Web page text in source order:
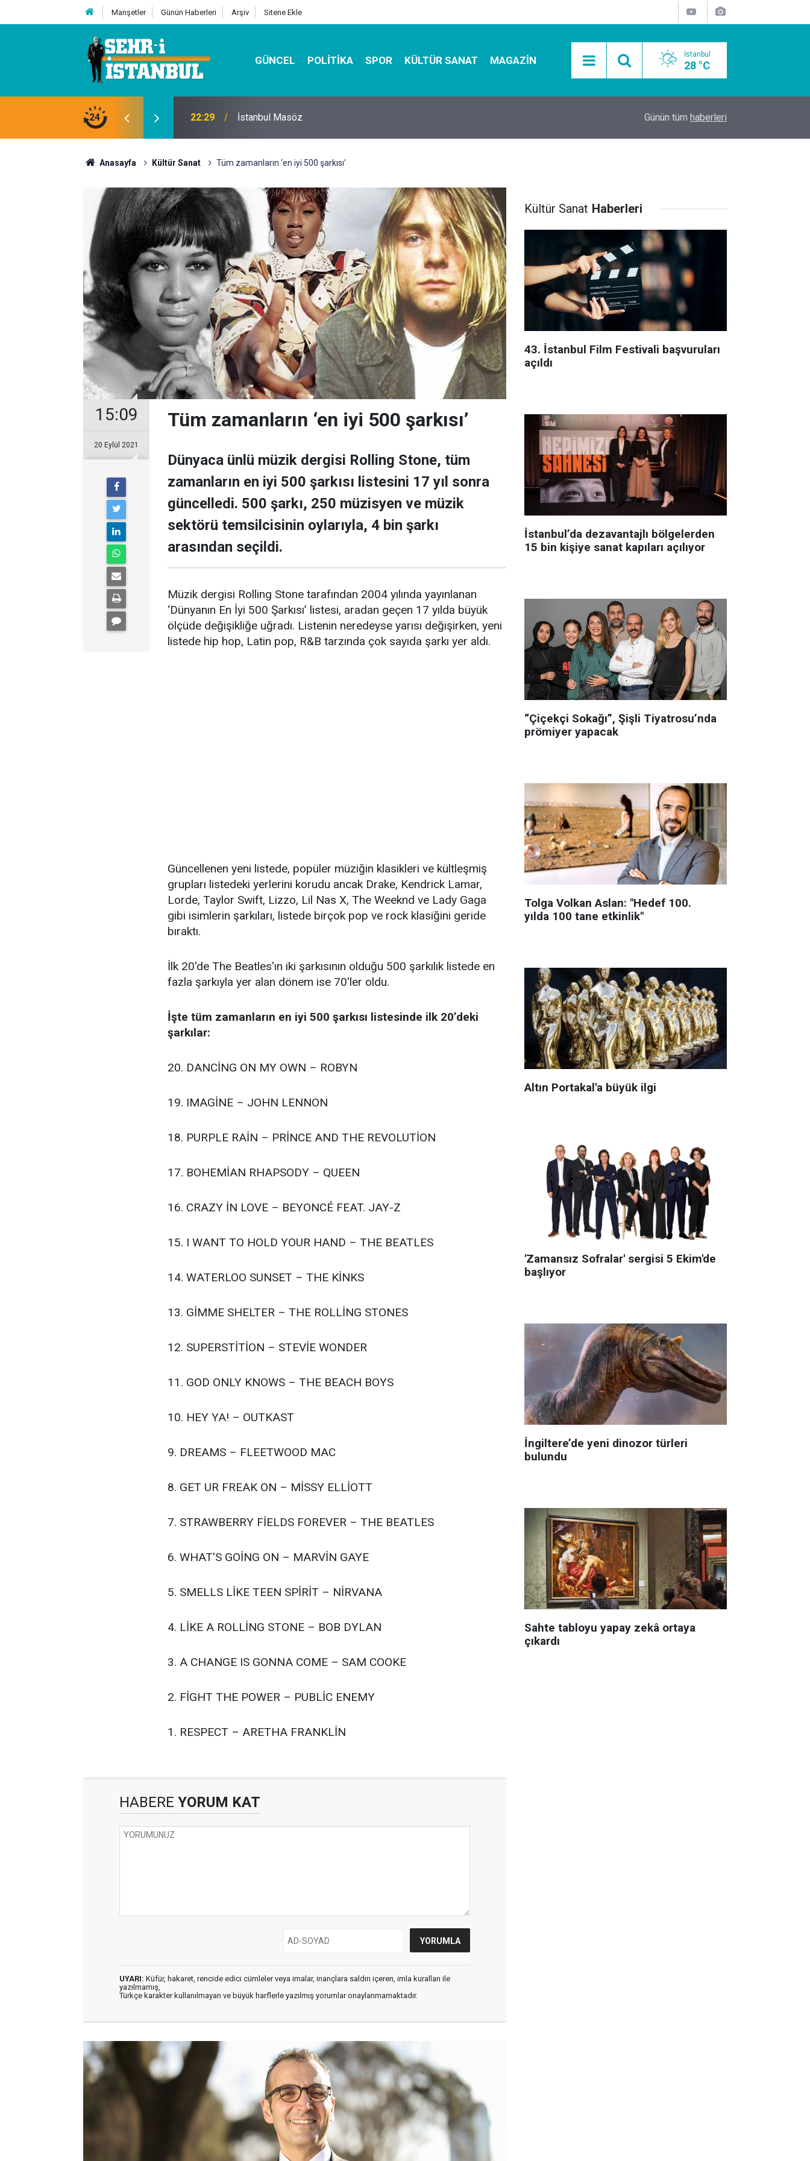
Manşetler Günün Haberleri Arşiv Sitene Ekle
GÜNCEL POLITIKA SPOR KÜLTÜR SANAT MAGAZIN İstanbul
28 °C
24 07:32 Kutu Sihirbazı ile Estetik, Dayanıklı ve Çevre Dostu Ambalaj Mobil Araçlarla Hayır Lokması Dağıtımının
Günün tüm haberleri
Anasayfa Kültür Sanat Tüm zamanların ‘en iyi 500 şarkısı’
15:09
20 Eylül 2021
Tüm zamanların ‘en iyi 500 şarkısı’
Dünyaca ünlü müzik dergisi Rolling Stone, tüm
zamanların en iyi 500 şarkısı listesini 17 yıl sonra
güncelledi. 500 şarkı, 250 müzisyen ve müzik
sektörü temsilcisinin oylarıyla, 4 bin şarkı
arasından seçildi.
Müzik dergisi Rolling Stone tarafından 2004 yılında yayınlanan
‘Dünyanın En İyi 500 Şarkısı’ listesi, aradan geçen 17 yılda büyük
ölçüde değişikliğe uğradı. Listenin neredeyse yarısı değişirken, yeni
listede hip hop, Latin pop, R&B tarzında çok sayıda şarkı yer aldı.
Güncellenen yeni listede, popüler müziğin klasikleri ve kültleşmiş
grupları listedeki yerlerini korudu ancak Drake, Kendrick Lamar,
Lorde, Taylor Swift, Lizzo, Lil Nas X, The Weeknd ve Lady Gaga
gibi isimlerin şarkıları, listede birçok pop ve rock klasiğini geride
bıraktı.
İlk 20'de The Beatles'ın iki şarkısının olduğu 500 şarkılık listede en
fazla şarkıyla yer alan dönem ise 70'ler oldu.
İşte tüm zamanların en iyi 500 şarkısı listesinde ilk 20’deki
şarkılar:
20. DANCİNG ON MY OWN – ROBYN
19. IMAGİNE – JOHN LENNON
18. PURPLE RAİN – PRİNCE AND THE REVOLUTİON
17. BOHEMİAN RHAPSODY – QUEEN
16. CRAZY İN LOVE – BEYONCÉ FEAT. JAY-Z
15. I WANT TO HOLD YOUR HAND – THE BEATLES
14. WATERLOO SUNSET – THE KİNKS
13. GİMME SHELTER – THE ROLLİNG STONES
12. SUPERSTİTİON – STEVİE WONDER
11. GOD ONLY KNOWS – THE BEACH BOYS
10. HEY YA! – OUTKAST
9. DREAMS – FLEETWOOD MAC
8. GET UR FREAK ON – MİSSY ELLİOTT
7. STRAWBERRY FİELDS FOREVER – THE BEATLES
6. WHAT'S GOİNG ON – MARVİN GAYE
5. SMELLS LİKE TEEN SPİRİT – NİRVANA
4. LİKE A ROLLİNG STONE – BOB DYLAN
3. A CHANGE IS GONNA COME – SAM COOKE
2. FİGHT THE POWER – PUBLİC ENEMY
1. RESPECT – ARETHA FRANKLİN
HABERE YORUM KAT
UYARI: Küfür, hakaret, rencide edici cümleler veya imalar, inançlara saldırı içeren, imla kuralları ile
yazılmamış,
Türkçe karakter kullanılmayan ve büyük harflerle yazılmış yorumlar onaylanmamaktadır.
Kültür Sanat Haberleri
43. İstanbul Film Festivali başvuruları
açıldı
İstanbul’da dezavantajlı bölgelerden
15 bin kişiye sanat kapıları açılıyor
“Çiçekçi Sokağı”, Şişli Tiyatrosu’nda
prömiyer yapacak
Tolga Volkan Aslan: "Hedef 100.
yılda 100 tane etkinlik"
Altın Portakal'a büyük ilgi
'Zamansız Sofralar' sergisi 5 Ekim'de
başlıyor
İngiltere’de yeni dinozor türleri
bulundu
Sahte tabloyu yapay zekâ ortaya
çıkardı